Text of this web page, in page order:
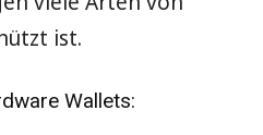
ist.
Wallets: